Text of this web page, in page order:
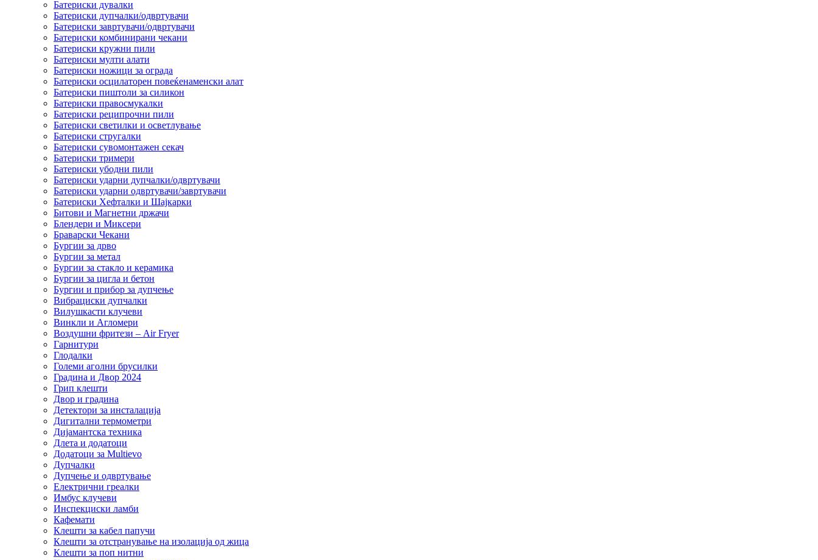
Батериски дувалки
Батериски дупчалки/одвртувачи
Батериски завртувачи/одвртувачи
Батериски комбинирани чекани
Батериски кружни пили
Батериски мулти алати
Батериски ножици за ограда
Батериски осцилаторен повеќенаменски алат
Батериски пиштоли за силикон
Батериски правосмукалки
Батериски реципрочни пили
Батериски светилки и осветлување
Батериски стругалки
Батериски сувомонтажен секач
Батериски тримери
Батериски убодни пили
Батериски ударни дупчалки/одвртувачи
Батериски ударни одвртувачи/завртувачи
Батериски Хефталки и Шајкарки
Битови и Магнетни држачи
Блендери и Миксери
Браварски Чекани
Бургии за дрво
Бургии за метал
Бургии за стакло и керамика
Бургии за цигла и бетон
Бургии и прибор за дупчење
Вибрациски дупчалки
Вилушкасти клучеви
Винкли и Агломери
Воздушни фритези – Air Fryer
Гарнитури
Глодалки
Големи аголни брусилки
Градина и Двор 2024
Грип клешти
Двор и градина
Детектори за инсталација
Дигитални термометри
Дијамантска техника
Длета и додатоци
Додатоци за Multievo
Дупчалки
Дупчење и одвртување
Електрични греалки
Имбус клучеви
Инспекциски ламби
Кафемати
Клешти за кабел папучи
Клешти за отстранување на изолација од жица
Клешти за поп нитни